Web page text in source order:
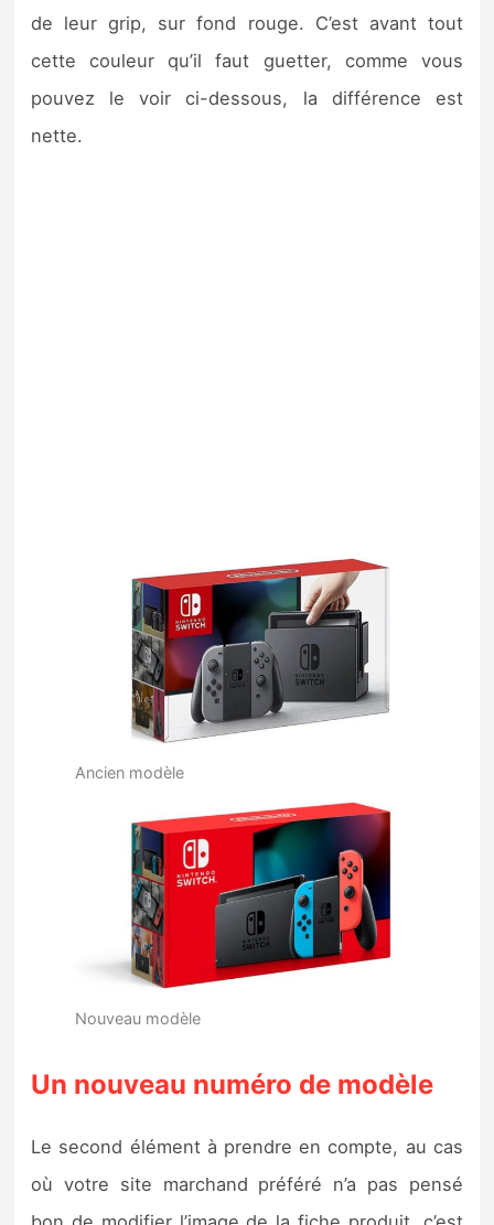
de leur grip, sur fond rouge. C’est avant tout
cette couleur qu’il faut guetter, comme vous
pouvez le voir ci-dessous, la différence est
nette.
Ancien modèle
Nouveau modèle
Un nouveau numéro de modèle
Le second élément à prendre en compte, au cas
où votre site marchand préféré n’a pas pensé